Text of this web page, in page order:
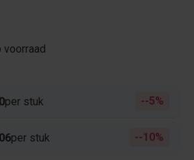
voorraad
per stuk -5%
per stuk -10%